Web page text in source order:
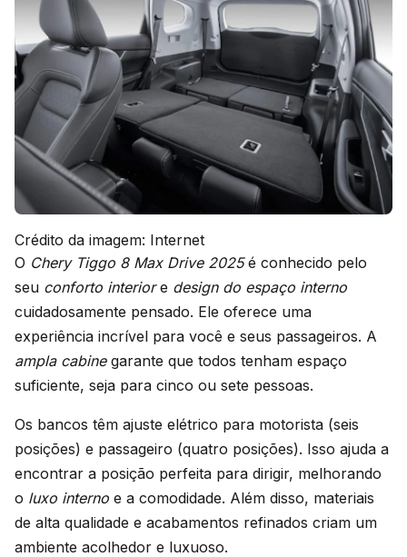
Crédito da imagem: Internet
O Chery Tiggo 8 Max Drive 2025é conhecido pelo
seu conforto interiore design do espaço interno
cuidadosamente pensado. Ele oferece uma
experiência incrível para você e seus passageiros. A
ampla cabinegarante que todos tenham espaço
suficiente, seja para cinco ou sete pessoas.
Os bancos têm ajuste elétrico para motorista (seis
posições) e passageiro (quatro posições). Isso ajuda a
encontrar a posição perfeita para dirigir, melhorando
o luxo interno e a comodidade. Além disso, materiais
de alta qualidade e acabamentos refinados criam um
ambiente acolhedor e luxuoso.